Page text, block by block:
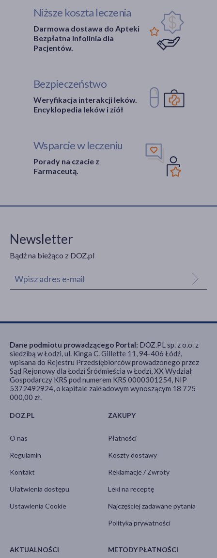
Niższe koszta leczenia
Darmowa dostawa do Apteki
Bezpłatna Infolinia dla
Pacjentów.
Bezpieczeństwo
Weryfikacja interakcji leków.
Encyklopedia leków i ziół
Wsparcie w leczeniu
Porady na czacie z
Farmaceutą.
Newsletter
Bądź na bieżąco z DOZ.pl
DOZ.PL
O nas
Regulamin
Kontakt
Ułatwienia dostępu
Ustawienia Cookie
ZAKUPY
Płatności
Koszty dostawy
Reklamacje / Zwroty
Leki na receptę
Najczęściej zadawane pytania
Polityka prywatności
AKTUALNOŚCI METODY PŁATNOŚCI
Dane podmiotu prowadzącego Portal: DOZ.PL sp. z o.o. z
siedzibą w Łodzi, ul. Kinga C. Gillette 11, 94-406 Łódź,
wpisana do Rejestru Przedsiębiorców prowadzonego przez
Sąd Rejonowy dla Łodzi Śródmieścia w Łodzi, XX Wydział
Gospodarczy KRS pod numerem KRS 0000301254, NIP
5372492924, o kapitale zakładowym wynoszącym 18 725
000,00 zł.